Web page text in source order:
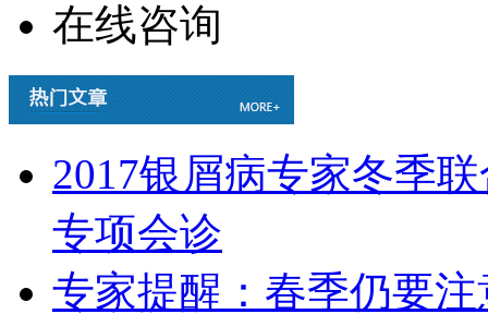
在线咨询
2017银屑病专家冬季
专项会诊
专家提醒：春季仍要